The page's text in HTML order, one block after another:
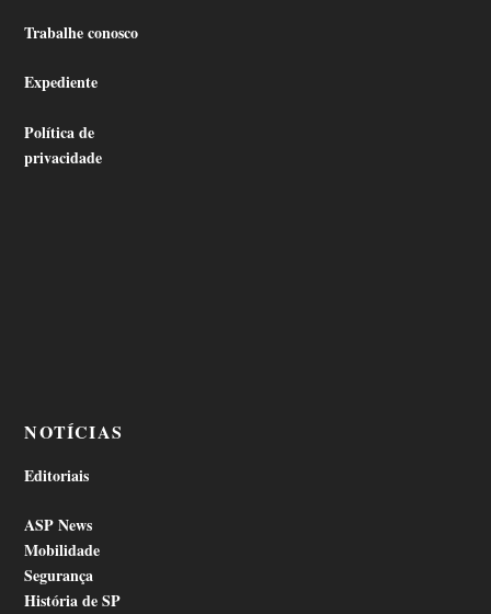
Trabalhe conosco
Expediente
Política de
privacidade
NOTÍCIAS
Editoriais
ASP News
Mobilidade
Segurança
História de SP